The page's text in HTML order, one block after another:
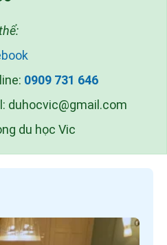
0909 731 646
duhocvic@gmail.com
du học Vic